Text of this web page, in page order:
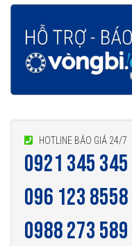
HOTLINE BÁO GIÁ 24/7
0921 345 345
096 123 8558
0988 273 589